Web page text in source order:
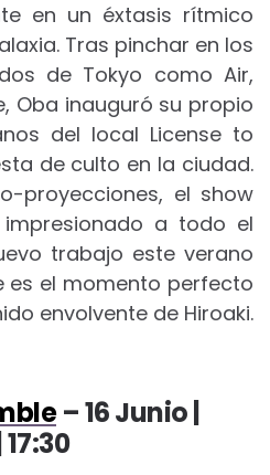
en un éxtasis rítmico
Tras pinchar en los
de Tokyo como Air,
Oba inauguró su propio
del local License to
de culto en la ciudad.
proyecciones, el show
a todo el
trabajo este verano
es el momento perfecto
envolvente de Hiroaki.
– 16 Junio |